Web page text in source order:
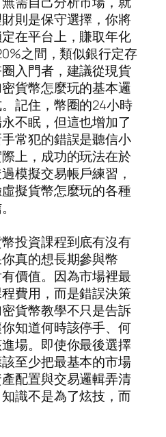
則是保守選擇，你將
在平台上，賺取年化
之間，類似銀行定存
入門者，建議從現貨
貨幣怎麼玩的基本邏
記住，幣圈的24小時
不眠，但這也增加了
常犯的錯誤是聽信小
上，成功的玩法在於
模擬交易帳戶練習，
擬貨幣怎麼玩的各種
投資課程到底有沒有
真的想長期參與幣
價值。因為市場裡最
費用，而是錯誤決策
貨幣教學不只是告訴
知道何時該停手、何
場。即使你最後選擇
至少把最基本的市場
配置與交易邏輯弄清
識不是為了炫技，而